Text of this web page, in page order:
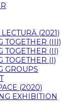
(2021)
TOGETHER (III)
TOGETHER (II)
TOGETHER (I)
GROUPS
(2020)
EXHIBITION